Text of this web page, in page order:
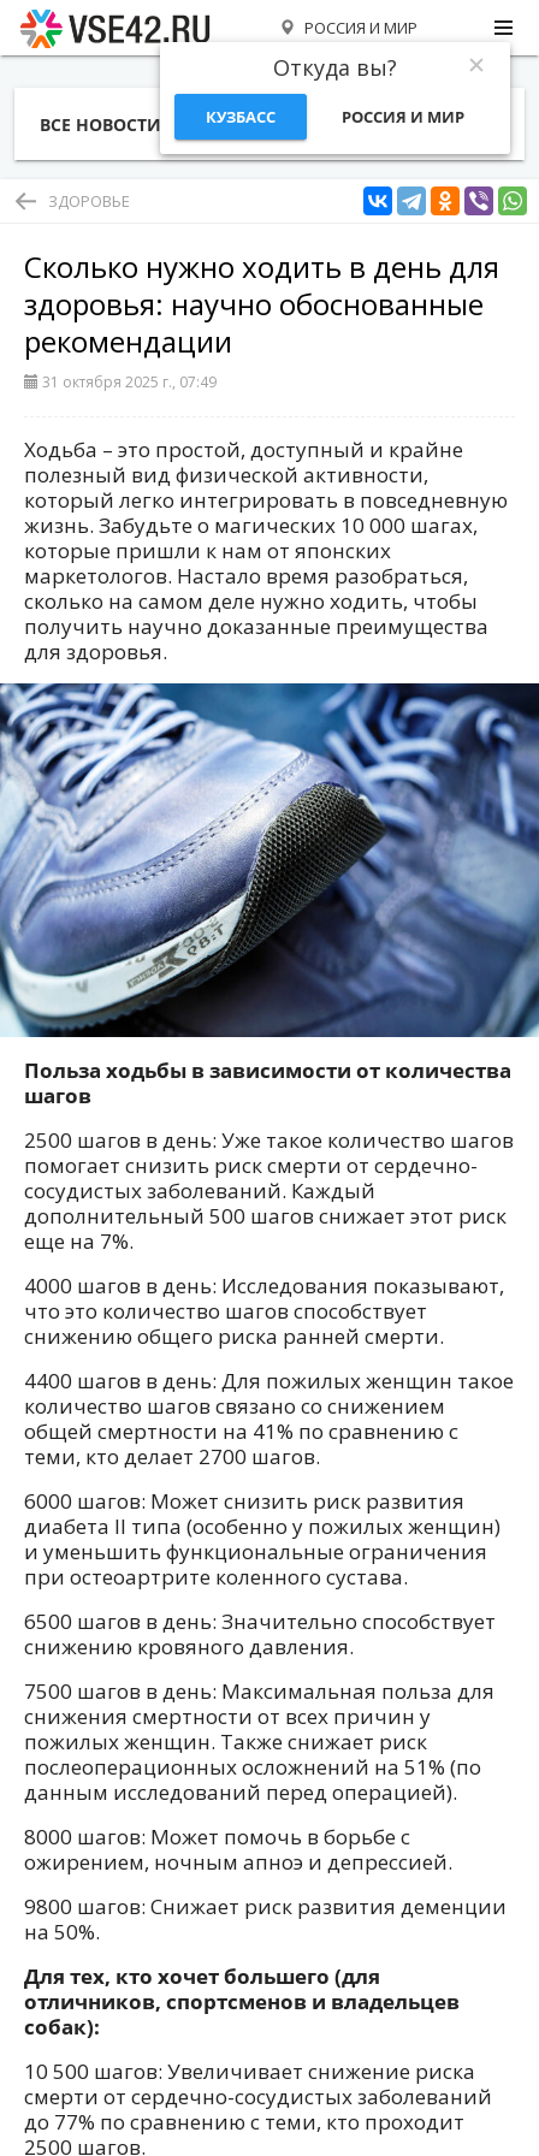
РОССИЯ И МИР
Откуда вы?
КУЗБАСС РОССИЯ И МИР
ВСЕ НОВОСТИ СТАТЬИ ТЕМЫ ФОТО
ЗДОРОВЬЕ
Сколько нужно ходить в день для
здоровья: научно обоснованные
рекомендации
31 октября 2025 г., 07:49
Ходьба – это простой, доступный и крайне
полезный вид физической активности,
который легко интегрировать в повседневную
жизнь. Забудьте о магических 10 000 шагах,
которые пришли к нам от японских
маркетологов. Настало время разобраться,
сколько на самом деле нужно ходить, чтобы
получить научно доказанные преимущества
для здоровья.
Польза ходьбы в зависимости от количества
шагов
2500 шагов в день: Уже такое количество шагов
помогает снизить риск смерти от сердечно-
сосудистых заболеваний. Каждый
дополнительный 500 шагов снижает этот риск
еще на 7%.
4000 шагов в день: Исследования показывают,
что это количество шагов способствует
снижению общего риска ранней смерти.
4400 шагов в день: Для пожилых женщин такое
количество шагов связано со снижением
общей смертности на 41% по сравнению с
теми, кто делает 2700 шагов.
6000 шагов: Может снизить риск развития
диабета II типа (особенно у пожилых женщин)
и уменьшить функциональные ограничения
при остеоартрите коленного сустава.
6500 шагов в день: Значительно способствует
снижению кровяного давления.
7500 шагов в день: Максимальная польза для
снижения смертности от всех причин у
пожилых женщин. Также снижает риск
послеоперационных осложнений на 51% (по
данным исследований перед операцией).
8000 шагов: Может помочь в борьбе с
ожирением, ночным апноэ и депрессией.
9800 шагов: Снижает риск развития деменции
на 50%.
Для тех, кто хочет большего (для
отличников, спортсменов и владельцев
собак):
10 500 шагов: Увеличивает снижение риска
смерти от сердечно-сосудистых заболеваний
до 77% по сравнению с теми, кто проходит
2500 шагов.